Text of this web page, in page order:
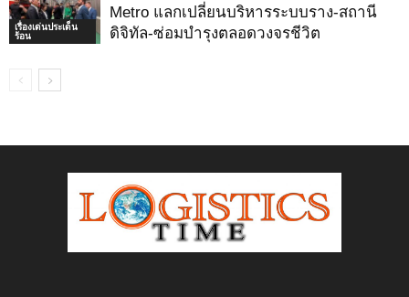
เรื่องเด่นประเด็น
ร้อน
Metro แลกเปลี่ยนบริหารระบบราง-สถานี
ดิจิทัล-ซ่อมบำรุงตลอดวงจรชีวิต